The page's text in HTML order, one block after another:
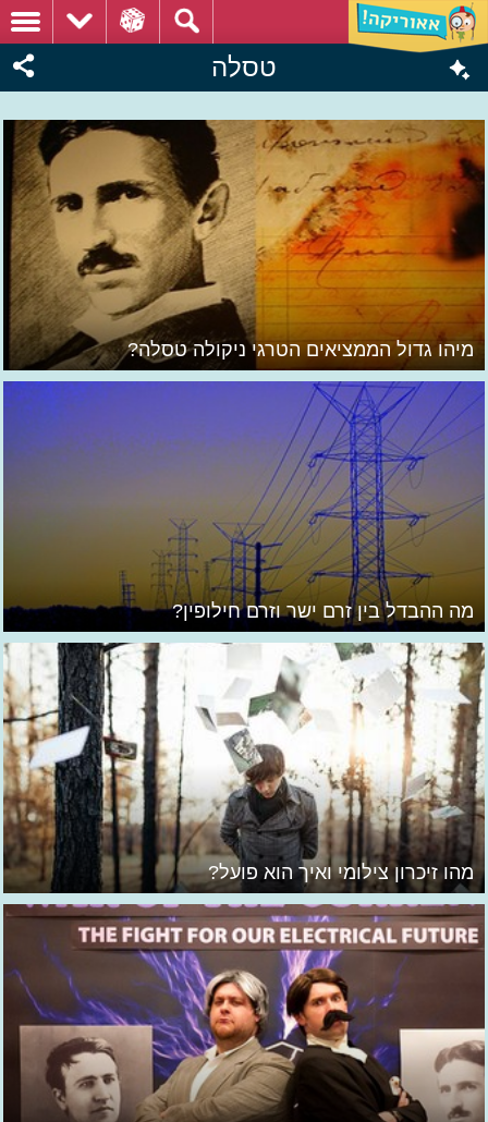
טסלה
מיהו גדול הממציאים הטרגי ניקולה טסלה?
מה ההבדל בין זרם ישר וזרם חילופין?
מהו זיכרון צילומי ואיך הוא פועל?